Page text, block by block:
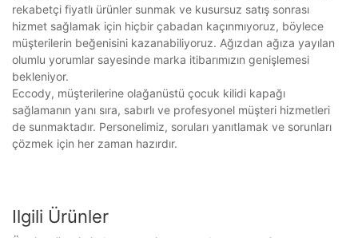
rekabetçi fiyatlı ürünler sunmak ve kusursuz satış sonrası
hizmet sağlamak için hiçbir çabadan kaçınmıyoruz, böylece
müşterilerin beğenisini kazanabiliyoruz. Ağızdan ağıza yayılan
olumlu yorumlar sayesinde marka itibarımızın genişlemesi
bekleniyor.
Eccody, müşterilerine olağanüstü çocuk kilidi kapağı
sağlamanın yanı sıra, sabırlı ve profesyonel müşteri hizmetleri
de sunmaktadır. Personelimiz, soruları yanıtlamak ve sorunları
çözmek için her zaman hazırdır.
Ilgili Ürünler